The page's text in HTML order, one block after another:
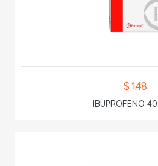
$ 1.48
IBUPROFENO